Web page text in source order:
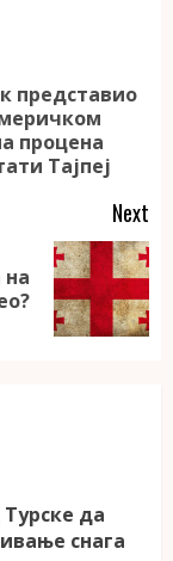
представио
процена
Тајпеј
Next
на
да
снага